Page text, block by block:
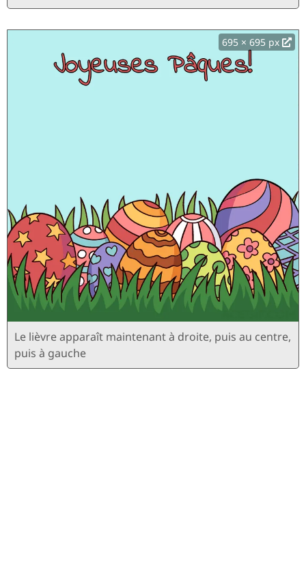
695 × 695 px
Le lièvre apparaît maintenant à droite, puis au centre,
puis à gauche